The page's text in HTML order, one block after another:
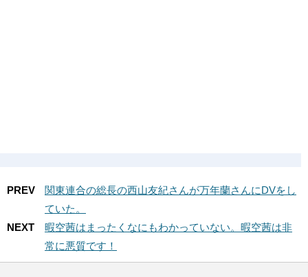
PREV
関東連合の総長の西山友紀さんが万年蘭さんにDVをし
ていた。
NEXT
暇空茜はまったくなにもわかっていない。暇空茜は非
常に悪質です！